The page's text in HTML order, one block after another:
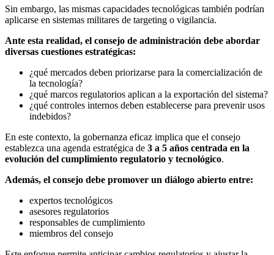
Sin embargo, las mismas capacidades tecnológicas también podrían
aplicarse en sistemas militares de targeting o vigilancia.
Ante esta realidad, el consejo de administración debe abordar
diversas cuestiones estratégicas:
¿qué mercados deben priorizarse para la comercialización de
la tecnología?
¿qué marcos regulatorios aplican a la exportación del sistema?
¿qué controles internos deben establecerse para prevenir usos
indebidos?
En este contexto, la gobernanza eficaz implica que el consejo
establezca una agenda estratégica de 3 a 5 años centrada en la
evolución del cumplimiento regulatorio y tecnológico.
Además, el consejo debe promover un diálogo abierto entre:
expertos tecnológicos
asesores regulatorios
responsables de cumplimiento
miembros del consejo